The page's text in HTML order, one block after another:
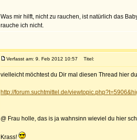
Was mir hilft, nicht zu rauchen, ist natürlich das
rauche ich nicht.
Verfasst am: 9. Feb 2012 10:57 Titel:
vielleicht möchtest du Dir mal diesen Thread hier
http://forum.suchtmittel.de/
@ Frau holle, das is ja wahnsinn wieviel du hier
Krass!